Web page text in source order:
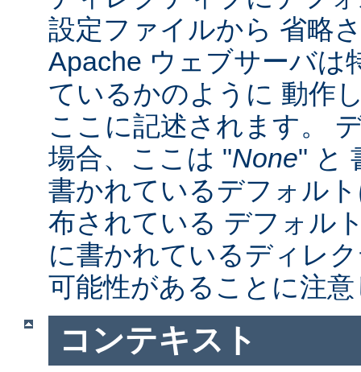
設定ファイルから 省略
Apache ウェブサーバは
ているかのように 動作
ここに記述されます。
場合、ここは "None" と
書かれているデフォル
布されている デフォル
に書かれているディレ
可能性があることに注
コンテキスト